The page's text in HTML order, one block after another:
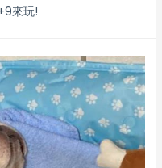
來玩!